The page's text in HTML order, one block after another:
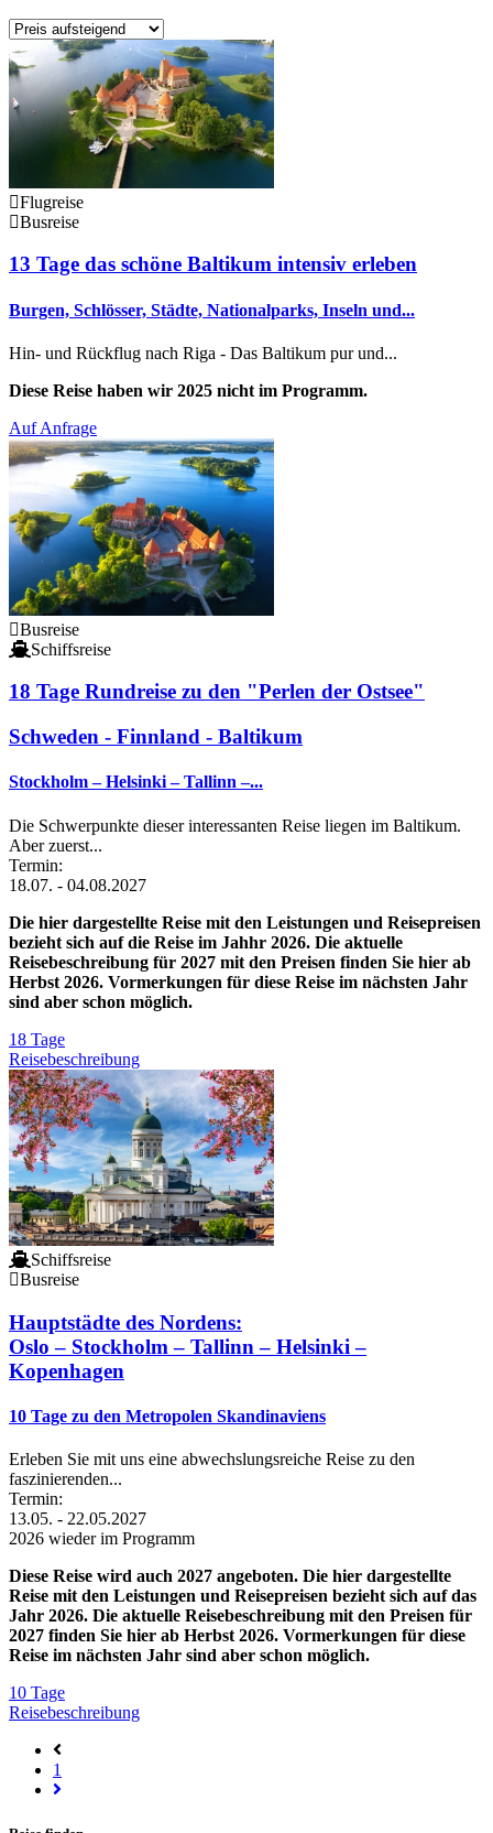
Flugreise
Busreise
13 Tage das schöne Baltikum intensiv erleben
Burgen, Schlösser, Städte, Nationalparks, Inseln und...
Hin- und Rückflug nach Riga - Das Baltikum pur und...
Diese Reise haben wir 2025 nicht im Programm.
Auf Anfrage
Busreise
Schiffsreise
18 Tage Rundreise zu den "Perlen der Ostsee"
Schweden - Finnland - Baltikum
Stockholm – Helsinki – Tallinn –...
Die Schwerpunkte dieser interessanten Reise liegen im Baltikum.
Aber zuerst...
Termin:
18.07. - 04.08.2027
Die hier dargestellte Reise mit den Leistungen und Reisepreisen
bezieht sich auf die Reise im Jahhr 2026. Die aktuelle
Reisebeschreibung für 2027 mit den Preisen finden Sie hier ab
Herbst 2026. Vormerkungen für diese Reise im nächsten Jahr
sind aber schon möglich.
18 Tage
Reisebeschreibung
Schiffsreise
Busreise
Hauptstädte des Nordens:
Oslo – Stockholm – Tallinn – Helsinki –
Kopenhagen
10 Tage zu den Metropolen Skandinaviens
Erleben Sie mit uns eine abwechslungsreiche Reise zu den
faszinierenden...
Termin:
13.05. - 22.05.2027
2026 wieder im Programm
Diese Reise wird auch 2027 angeboten. Die hier dargestellte
Reise mit den Leistungen und Reisepreisen bezieht sich auf das
Jahr 2026. Die aktuelle Reisebeschreibung mit den Preisen für
2027 finden Sie hier ab Herbst 2026. Vormerkungen für diese
Reise im nächsten Jahr sind aber schon möglich.
10 Tage
Reisebeschreibung
1